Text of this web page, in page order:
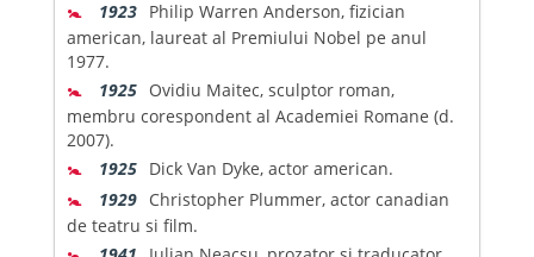
🚼 1923 Philip Warren Anderson, fizician
american, laureat al Premiului Nobel pe anul
1977.
🚼 1925 Ovidiu Maitec, sculptor roman,
membru corespondent al Academiei Romane (d.
2007).
🚼 1925 Dick Van Dyke, actor american.
🚼 1929 Christopher Plummer, actor canadian
de teatru si film.